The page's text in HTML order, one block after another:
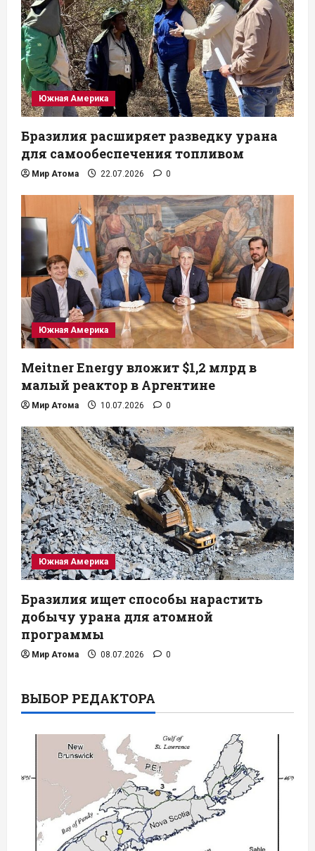
Южная Америка
Бразилия расширяет разведку урана
для самообеспечения топливом
Мир Атома 22.07.2026 0
Южная Америка
Meitner Energy вложит $1,2 млрд в
малый реактор в Аргентине
Мир Атома 10.07.2026 0
Южная Америка
Бразилия ищет способы нарастить
добычу урана для атомной
программы
Мир Атома 08.07.2026 0
ВЫБОР РЕДАКТОРА